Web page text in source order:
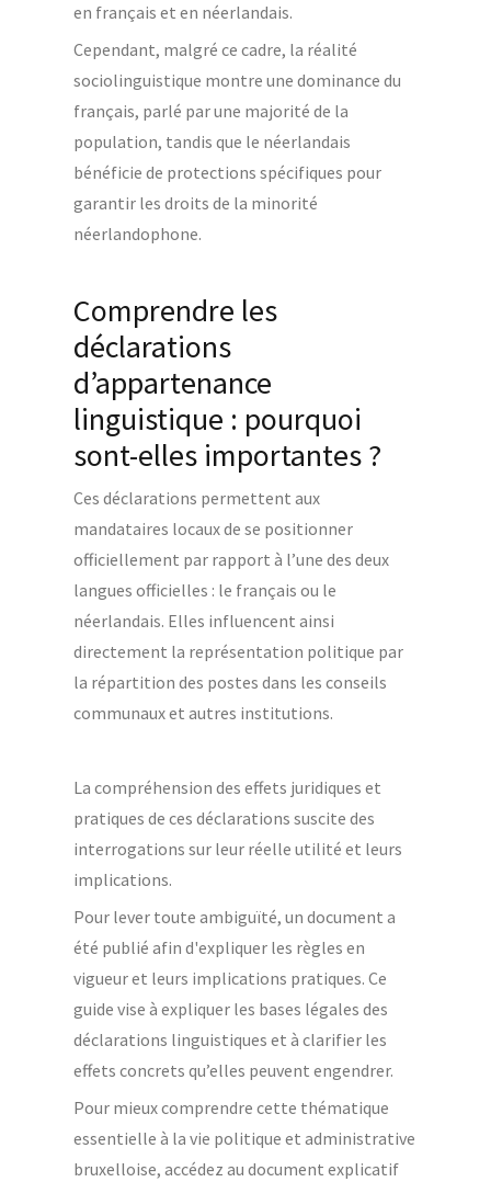
en français et en néerlandais.
Cependant, malgré ce cadre, la réalité
sociolinguistique montre une dominance du
français, parlé par une majorité de la
population, tandis que le néerlandais
bénéficie de protections spécifiques pour
garantir les droits de la minorité
néerlandophone.
Comprendre les
déclarations
d’appartenance
linguistique : pourquoi
sont-elles importantes ?
Ces déclarations permettent aux
mandataires locaux de se positionner
officiellement par rapport à l’une des deux
langues officielles : le français ou le
néerlandais. Elles influencent ainsi
directement la représentation politique par
la répartition des postes dans les conseils
communaux et autres institutions.
La compréhension des effets juridiques et
pratiques de ces déclarations suscite des
interrogations sur leur réelle utilité et leurs
implications.
Pour lever toute ambiguïté, un document a
été publié afin d'expliquer les règles en
vigueur et leurs implications pratiques. Ce
guide vise à expliquer les bases légales des
déclarations linguistiques et à clarifier les
effets concrets qu’elles peuvent engendrer.
Pour mieux comprendre cette thématique
essentielle à la vie politique et administrative
bruxelloise, accédez au document explicatif